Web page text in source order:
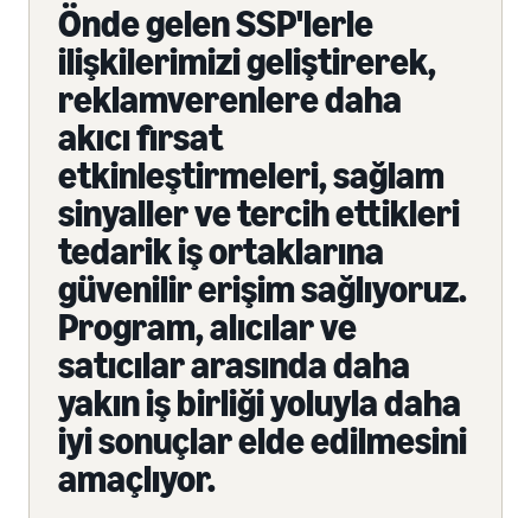
Önde gelen SSP'lerle
ilişkilerimizi geliştirerek,
reklamverenlere daha
akıcı fırsat
etkinleştirmeleri, sağlam
sinyaller ve tercih ettikleri
tedarik iş ortaklarına
güvenilir erişim sağlıyoruz.
Program, alıcılar ve
satıcılar arasında daha
yakın iş birliği yoluyla daha
iyi sonuçlar elde edilmesini
amaçlıyor.